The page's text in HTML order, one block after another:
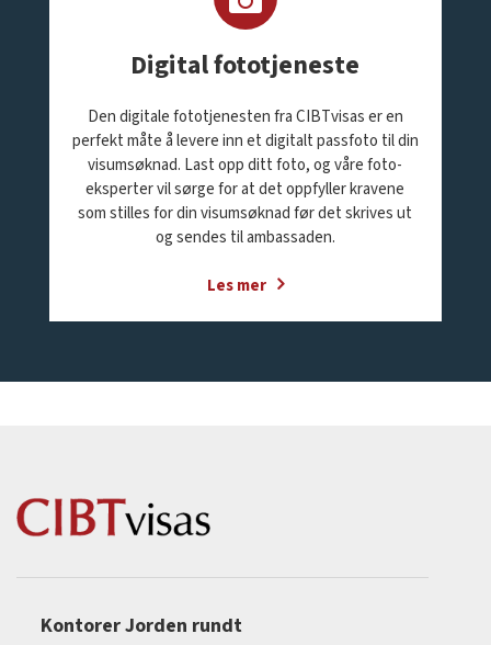
Digital fototjeneste
Den digitale fototjenesten fra CIBTvisas er en
perfekt måte å levere inn et digitalt passfoto til din
visumsøknad. Last opp ditt foto, og våre foto-
eksperter vil sørge for at det oppfyller kravene
som stilles for din visumsøknad før det skrives ut
og sendes til ambassaden.
Les mer
Kontorer Jorden rundt